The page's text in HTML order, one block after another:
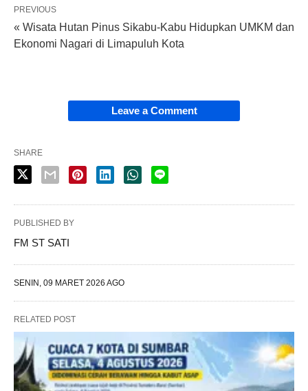
PREVIOUS
« Wisata Hutan Pinus Sikabu-Kabu Hidupkan UMKM dan
Ekonomi Nagari di Limapuluh Kota
Leave a Comment
SHARE
PUBLISHED BY
FM ST SATI
SENIN, 09 MARET 2026 AGO
RELATED POST